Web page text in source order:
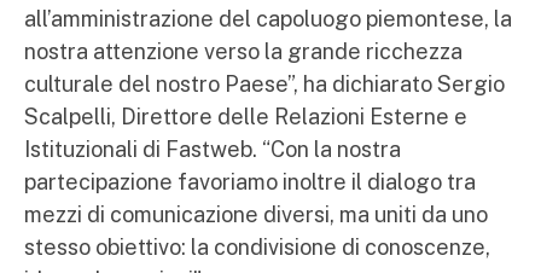
all’amministrazione del capoluogo piemontese, la
nostra attenzione verso la grande ricchezza
culturale del nostro Paese”, ha dichiarato Sergio
Scalpelli, Direttore delle Relazioni Esterne e
Istituzionali di Fastweb. “Con la nostra
partecipazione favoriamo inoltre il dialogo tra
mezzi di comunicazione diversi, ma uniti da uno
stesso obiettivo: la condivisione di conoscenze,